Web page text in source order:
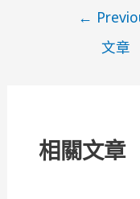
←
文章
相關文章